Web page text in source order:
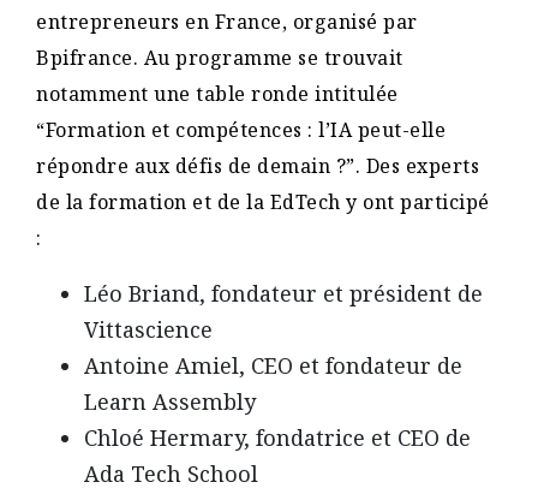
entrepreneurs en France, organisé par
Bpifrance. Au programme se trouvait
notamment une table ronde intitulée
“Formation et compétences : l’IA peut-elle
répondre aux défis de demain ?”. Des experts
de la formation et de la EdTech y ont participé
:
Léo Briand, fondateur et président de
Vittascience
Antoine Amiel, CEO et fondateur de
Learn Assembly
Chloé Hermary, fondatrice et CEO de
Ada Tech School